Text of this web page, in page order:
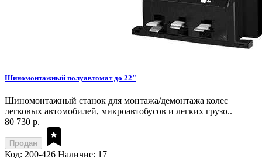
Шиномонтажный полуавтомат до 22"
Шиномонтажный станок для монтажа/демонтажа колес
легковых автомобилей, микроавтобусов и легких грузо..
80 730 р.
Продан
Код: 200-426 Наличие: 17